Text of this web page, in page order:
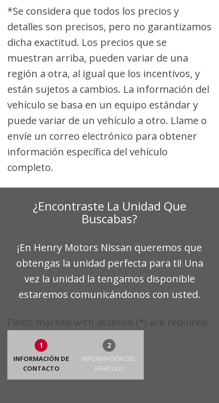
*Se considera que todos los precios y
detalles son precisos, pero no garantizamos
dicha exactitud. Los precios que se
muestran arriba, pueden variar de una
región a otra, al igual que los incentivos, y
están sujetos a cambios. La información del
vehículo se basa en un equipo estándar y
puede variar de un vehículo a otro. Llame o
envíe un correo electrónico para obtener
información específica del vehículo
completo.
¿Encontraste La Unidad Que
Buscabas?
¡En Henry Motors Nissan queremos que
obtengas la unidad perfecta para ti! Una
vez la unidad la tengamos disponible
estaremos comunicándonos con usted.
Fields marked with asterisk (*) are required
1
INFORMACIÓN DE
CONTACTO
2
INFORMACIÓN DEL
VEHÍCULO